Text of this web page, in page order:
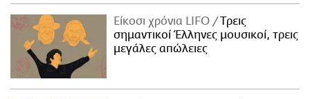
Είκοσι χρόνια LIFO
Tρεις
σημαντικοί Έλληνες μουσικοί, τρεις
μεγάλες απώλειες